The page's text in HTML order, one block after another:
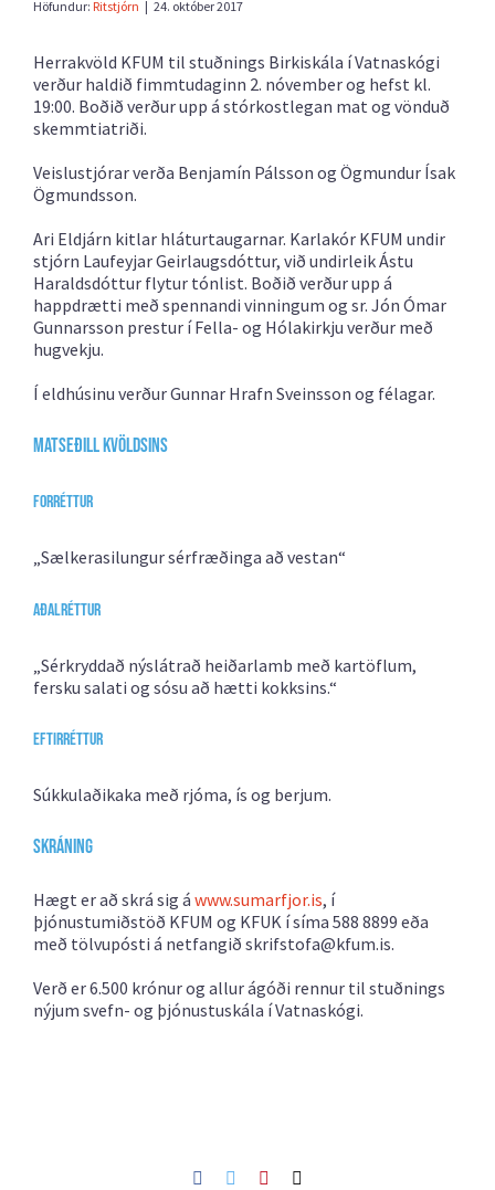
Höfundur: Ritstjórn | 24. október 2017
Herrakvöld KFUM til stuðnings Birkiskála í Vatnaskógi
verður haldið fimmtudaginn 2. nóvember og hefst kl.
19:00. Boðið verður upp á stórkostlegan mat og vönduð
skemmtiatriði.
Veislustjórar verða Benjamín Pálsson og Ögmundur Ísak
Ögmundsson.
Ari Eldjárn kitlar hláturtaugarnar. Karlakór KFUM undir
stjórn Laufeyjar Geirlaugsdóttur, við undirleik Ástu
Haraldsdóttur flytur tónlist. Boðið verður upp á
happdrætti með spennandi vinningum og sr. Jón Ómar
Gunnarsson prestur í Fella- og Hólakirkju verður með
hugvekju.
Í eldhúsinu verður Gunnar Hrafn Sveinsson og félagar.
Matseðill kvöldsins
Forréttur
„Sælkerasilungur sérfræðinga að vestan“
Aðalréttur
„Sérkryddað nýslátrað heiðarlamb með kartöflum,
fersku salati og sósu að hætti kokksins.“
Eftirréttur
Súkkulaðikaka með rjóma, ís og berjum.
Skráning
Hægt er að skrá sig á www.sumarfjor.is, í
þjónustumiðstöð KFUM og KFUK í síma 588 8899 eða
með tölvupósti á netfangið skrifstofa@kfum.is.
Verð er 6.500 krónur og allur ágóði rennur til stuðnings
nýjum svefn- og þjónustuskála í Vatnaskógi.
Facebook
TwitterPinterest